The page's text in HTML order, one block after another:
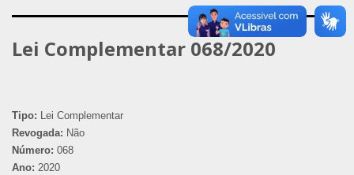
Lei Complementar 068/2020
Tipo: Lei Complementar
Revogada: Não
Número: 068
Ano: 2020